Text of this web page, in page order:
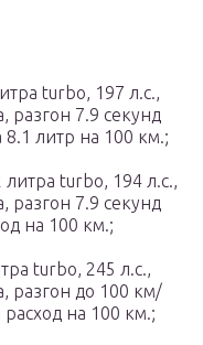
turbo, 197 л.с.,
разгон 7.9 секунд
8.1 литр на 100 км.;
литра turbo, 194 л.с.,
разгон 7.9 секунд
на 100 км.;
turbo, 245 л.с.,
разгон до 100 км/
расход на 100 км.;